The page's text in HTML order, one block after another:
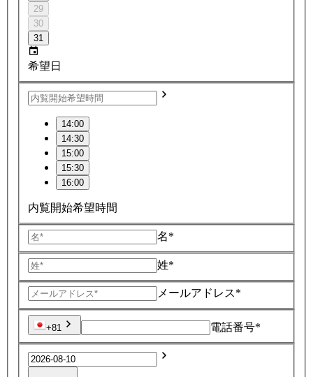
29
30
31
希望日
14:00
14:30
15:00
15:30
16:00
内覧開始希望時間
名*
姓*
メールアドレス*
+81 電話番号*